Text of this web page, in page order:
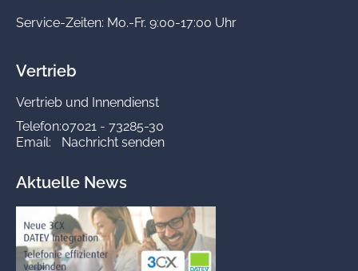
Service-Zeiten: Mo.-Fr. 9:00-17:00 Uhr
Vertrieb
Vertrieb und Innendienst
Telefon:07021 - 73285-30
Email:
Nachricht senden
Aktuelle News